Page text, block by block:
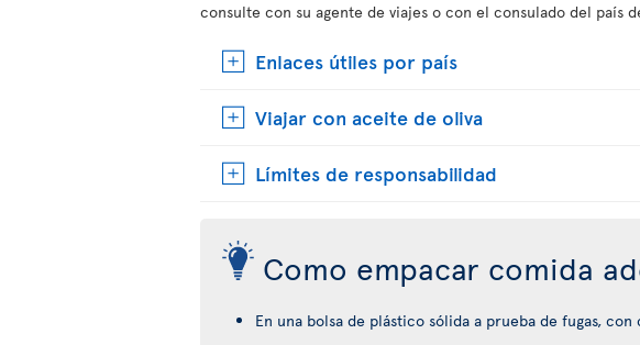
consulte con su agente de viajes o con el consulado del país
Enlaces útiles por país
Viajar con aceite de oliva
Límites de responsabilidad
Como empacar comida
En una bolsa de plástico sólida a prueba de fugas,